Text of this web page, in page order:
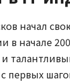
начал
в начале
первых